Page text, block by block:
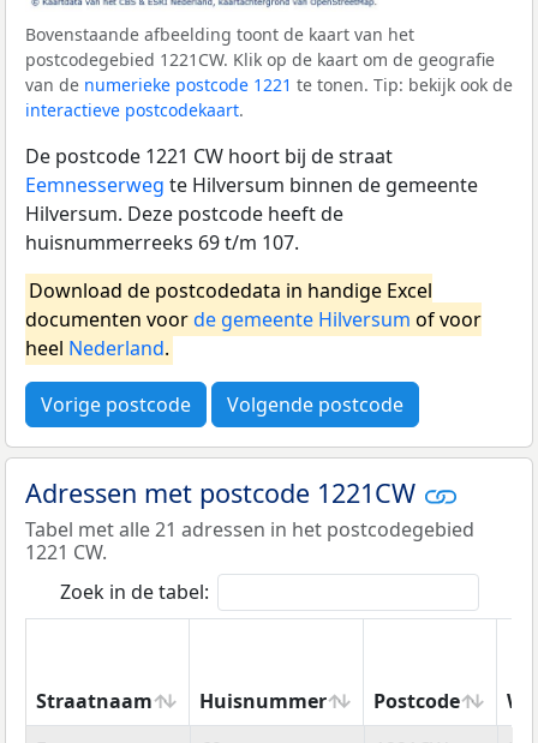
Bovenstaande afbeelding toont de kaart van het
postcodegebied 1221CW. Klik op de kaart om de geografie
van de numerieke postcode 1221 te tonen. Tip: bekijk ook de
interactieve postcodekaart.
De postcode 1221 CW hoort bij de straat
Eemnesserweg te Hilversum binnen de gemeente
Hilversum. Deze postcode heeft de
huisnummerreeks 69 t/m 107.
Download de postcodedata in handige Excel
documenten voorde gemeente Hilversum of voor
heel Nederland.
Vorige postcode Volgende postcode
Adressen met postcode 1221CW
Tabel met alle 21 adressen in het postcodegebied
1221 CW.
Zoek in de tabel:
Straatnaam Huisnummer Postcode